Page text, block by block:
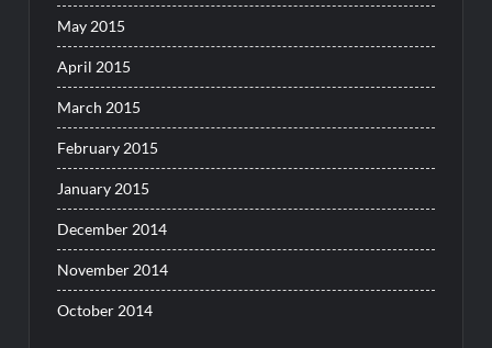
May 2015
April 2015
March 2015
February 2015
January 2015
December 2014
November 2014
October 2014